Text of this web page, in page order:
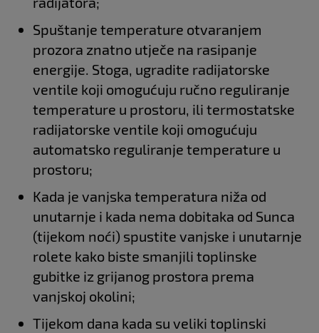
Spuštanje temperature otvaranjem
prozora znatno utječe na rasipanje
energije. Stoga, ugradite radijatorske
ventile koji omogućuju ručno reguliranje
temperature u prostoru, ili termostatske
radijatorske ventile koji omogućuju
automatsko reguliranje temperature u
prostoru;
Kada je vanjska temperatura niža od
unutarnje i kada nema dobitaka od Sunca
(tijekom noći) spustite vanjske i unutarnje
rolete kako biste smanjili toplinske
gubitke iz grijanog prostora prema
vanjskoj okolini;
Tijekom dana kada su veliki toplinski